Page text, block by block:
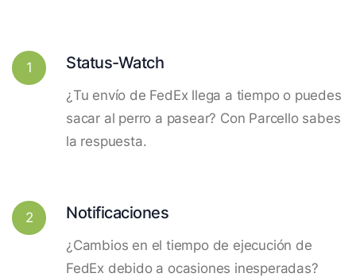
1 Status-Watch
¿Tu envío de FedEx llega a tiempo o puedes
sacar al perro a pasear? Con Parcello sabes
la respuesta.
2 Notificaciones
¿Cambios en el tiempo de ejecución de
FedEx debido a ocasiones inesperadas?